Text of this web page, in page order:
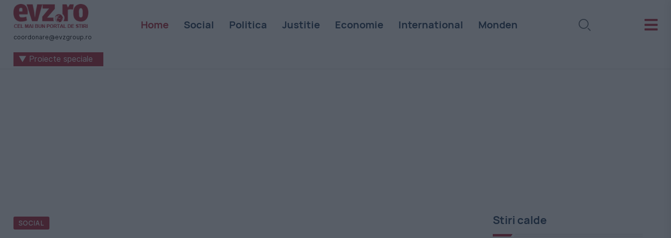
Știri
naționale
și
coordonare@evzgroup.ro
Home Social Politica Justitie Economie International Monden
▼ Proiecte speciale
SOCIAL Stiri calde